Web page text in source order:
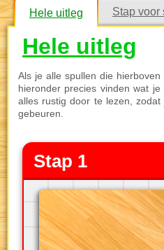
Hele uitleg Stap voor
Hele uitleg
Als je alle spullen die
hieronder precies vinden wat
alles rustig door te lezen,
gebeuren.
Stap 1